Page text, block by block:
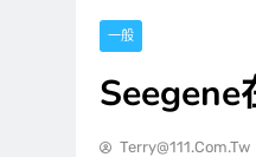
一般
Seegene
Terry@111.com.tw